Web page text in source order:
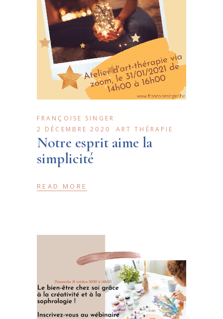
FRANÇOISE SINGER
2 DÉCEMBRE 2020
ART THÉRAPIE
Notre esprit aime la
simplicité
READ MORE